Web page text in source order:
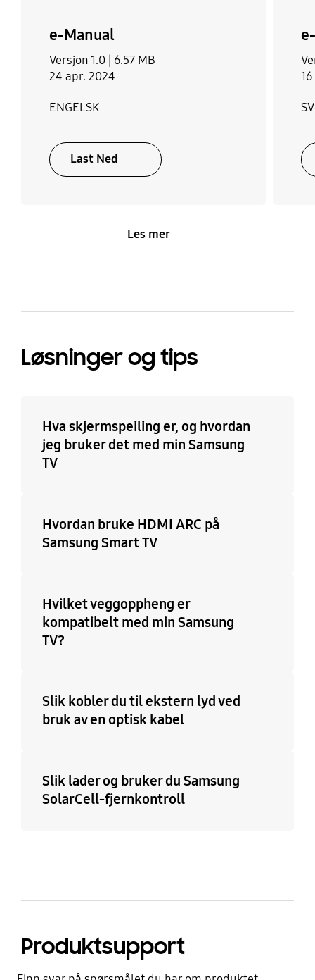
e-Manual
Versjon 1.0 | 6.57 MB
24 apr. 2024
ENGELSK
Last Ned
Les mer
Løsninger og tips
Hva skjermspeiling er, og hvordan
jeg bruker det med min Samsung
TV
Hvordan bruke HDMI ARC på
Samsung Smart TV
Hvilket veggoppheng er
kompatibelt med min Samsung
TV?
Slik kobler du til ekstern lyd ved
bruk av en optisk kabel
Slik lader og bruker du Samsung
SolarCell-fjernkontroll
Produktsupport